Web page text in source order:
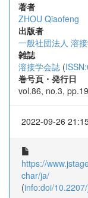
著者
ZHOU Qiaofeng
出版者
一般社団法人 溶
雑誌
溶接学会誌 (
巻号頁・発行日
vol.86, no.3,
2022-09-26
https://
char/ja/
(info:doi/